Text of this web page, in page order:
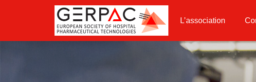
L’association